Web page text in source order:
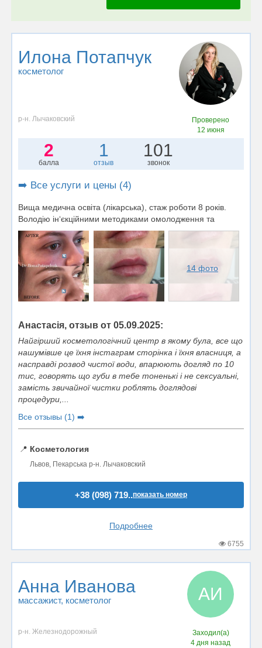
Илона Потапчук
косметолог
р-н. Лычаковский
Проверено
12 июня
2
балла
1
отзыв
101
звонок
➡️ Все услуги и цены (4)
Вища медична освіта (лікарська), стаж роботи 8 років.
Володію ін‘єкційними методиками омолодження та
14 фото
Анастасія, отзыв от 05.09.2025:
Найгірший косметологічний центр в якому була, все що
нашумівше це їхня інстаграм сторінка і їхня власниця, а
насправді розвод чистої води, впарюють догляд по 10
тис, говорять що губи в тебе тоненькі і не сексуальні,
замість звичайної чистки роблять доглядові
процедури,...
Все отзывы (1) ➡️
📍 Косметология
Львов, Пекарська р-н. Лычаковский
+38 (098) 719..показать номер
Подробнее
6755
Анна Иванова
массажист, косметолог АИ
р-н. Железнодорожный
Заходил(а)
4 дня назад